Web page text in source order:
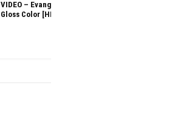
VIDEO – Evangeline Lilly – L’Oreal Healthy Look Creme
Gloss Color [HD]